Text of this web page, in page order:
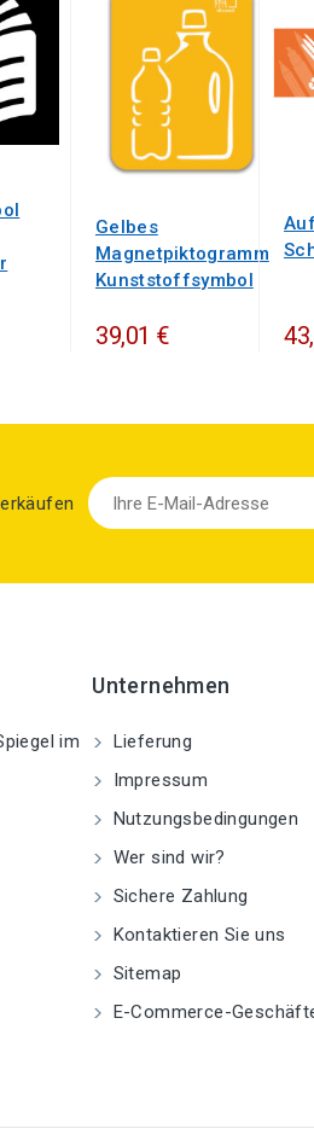
Gelbes
Magnetpiktogramm
Kunststoffsymbol
39,01 €
im
Unternehmen
Lieferung
Impressum
Nutzungsbedingungen
Wer sind wir?
Sichere Zahlung
Kontaktieren Sie uns
Sitemap
E-Commerce-